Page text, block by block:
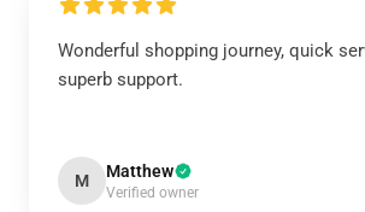
Wonderful shopping journey, quick
superb support.
M Matthew
Verified owner